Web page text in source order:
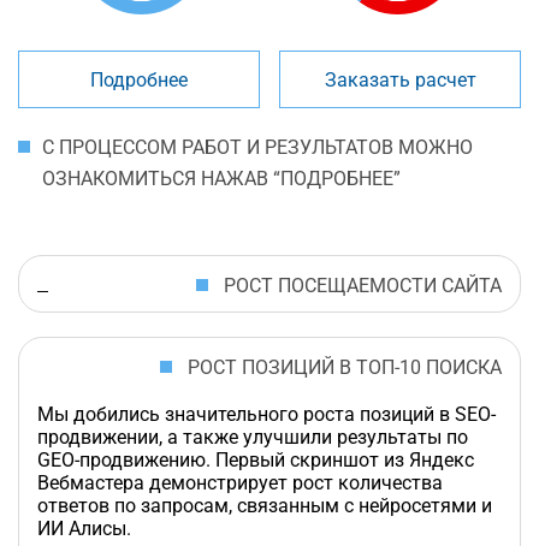
Подробнее Заказать расчет
С ПРОЦЕССОМ РАБОТ И РЕЗУЛЬТАТОВ МОЖНО
ОЗНАКОМИТЬСЯ НАЖАВ “ПОДРОБНЕЕ”
РОСТ ПОСЕЩАЕМОСТИ САЙТА
РОСТ ПОЗИЦИЙ В ТОП-10 ПОИСКА
Мы добились значительного роста позиций в SEO-
продвижении, а также улучшили результаты по
GEO-продвижению. Первый скриншот из Яндекс
Вебмастера демонстрирует рост количества
ответов по запросам, связанным с нейросетями и
ИИ Алисы.